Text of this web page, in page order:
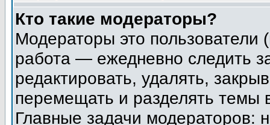
Кто такие модераторы?
Модераторы это пользователи
работа — ежедневно следить
редактировать, удалять,
перемещать и разделять темы
Главные задачи модераторов: